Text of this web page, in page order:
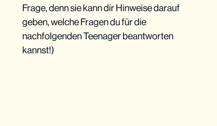
Frage, denn sie kann dir Hinweise darauf
geben, welche Fragen du für die
nachfolgenden Teenager beantworten
kannst!)